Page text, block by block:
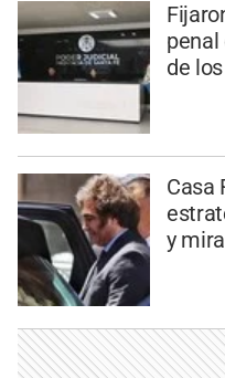
penal
de
Casa
y